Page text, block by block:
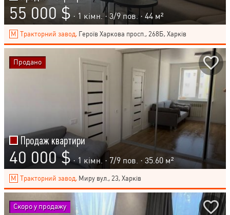
55 000 $ · 1 кімн. · 3/9 пов. · 44 м²
Тракторний завод, Героїв Харкова просп., 268Б, Харків
Продаж квартири
40 000 $ · 1 кімн. · 7/9 пов. · 35.60 м²
Тракторний завод, Миру вул., 23, Харків
Продано
Скоро у продажу